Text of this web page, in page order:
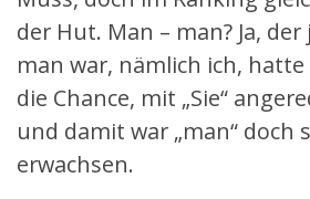
der Hut. Man – man? Ja,
man war, nämlich ich,
die Chance, mit „Sie“
und damit war „man“ doch
erwachsen.